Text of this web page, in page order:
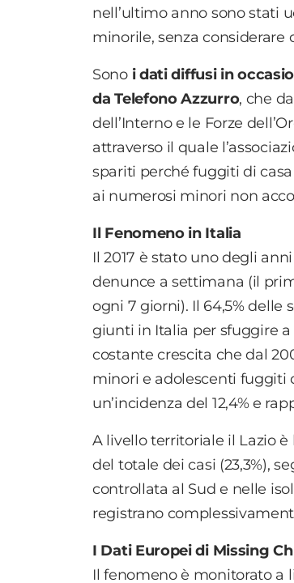
nell’ultimo anno sono stati
minorile, senza
Sonoi dati diffusi in
da Telefono Azzurro, che
dell’Interno e le Forze
attraverso il quale
spariti perché fuggiti di
ai numerosi minori non
Il Fenomeno in Italia
Il 2017 è stato uno degli
denunce a settimana (il
ogni 7 giorni). Il 64,5%
giunti in Italia per sfuggire a
costante crescita che dal
minori e adolescenti fuggiti
un’incidenza del 12,4% e
A livello territoriale il Lazio
del totale dei casi (23,3%),
controllata al Sud e nelle
registrano
I Dati Europei di Missing
Il fenomeno è monitorato a